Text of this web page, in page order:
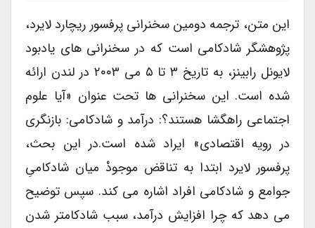
این متن، ترجمه دومین سخنرانی پرفسور ریچارد لایرد،
پژوهشگر شادکامی است که در سخنرانی های یادبود
لایونل رابینز، به تاریخ ۳ تا ۵ می ۲۰۰۳ در لندن ارائه
شده است. این سخنرانی ها تحت عنوان «آیا علوم
اجتماعی راهگشا هستند؟: درآمد و شادکامی: بازنگری
در رویه اقتصادی» ایراد شده است.در این بحث،
پرفسور لایرد ابتدا به تناقض موجودْ میان شادکامیِ
جوامع و شادکامی افراد اشاره می کند. سپس توضیح
می دهد که چرا افزایش درآمد، سبب شادکامتر شدن